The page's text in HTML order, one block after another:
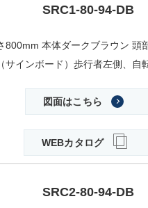
SRC1-80-94-DB
800mm 本体ダークブラウン 頭
（サインボード）歩行者左側、自
図面はこちら
WEBカタログ
SRC2-80-94-DB